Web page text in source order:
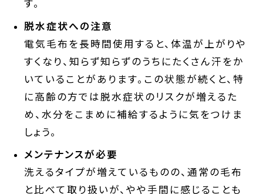
す。
脱水症状への注意
電気毛布を長時間使用すると、体温が上がりや
すくなり、知らず知らずのうちにたくさん汗をか
いていることがあります。この状態が続くと、特
に高齢の方では脱水症状のリスクが増えるた
め、水分をこまめに補給するように気をつけま
しょう。
メンテナンスが必要
洗えるタイプが増えているものの、通常の毛布
と比べて取り扱いが、やや手間に感じることも